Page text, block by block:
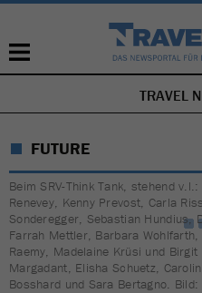
TRAVEL
FUTURE
Beim SRV-Think Tank, stehend
Renevey, Kenny Prevost, Carla
Sonderegger, Sebastian Hundius,
Farrah Mettler, Barbara
Raemy, Madelaine Krüsi und
Margadant, Elisha Schuetz,
Bosshard und Sara Bertagno. Bild: